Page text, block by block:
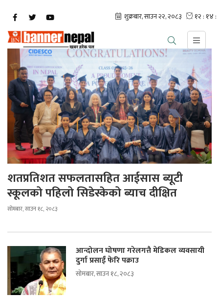
शतप्रतिशत सफलतासहित आईसास ब्यूटी
स्कूलको पहिलो सिडेस्केको ब्याच दीक्षित
सोमबार, साउन १८, २०८३
आन्दोलन घोषणा गरेलगत्तै मेडिकल व्यवसायी
दुर्गा प्रसाईं फेरि पक्राउ
सोमबार, साउन १८, २०८३